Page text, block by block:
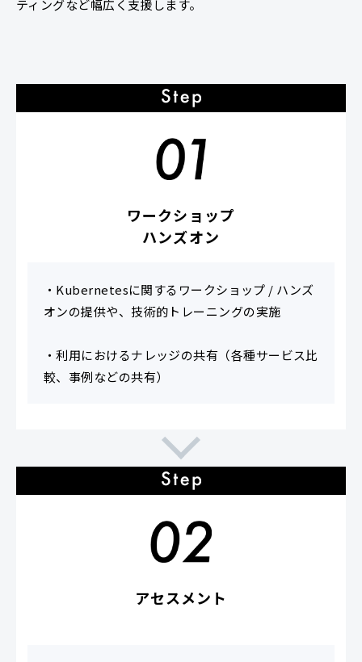
ティングなど幅広く支援します。
ワークショップ
ハンズオン
・Kubernetesに関するワークショップ / ハンズ
オンの提供や、技術的トレーニングの実施
・利用におけるナレッジの共有（各種サービス比
較、事例などの共有）
アセスメント